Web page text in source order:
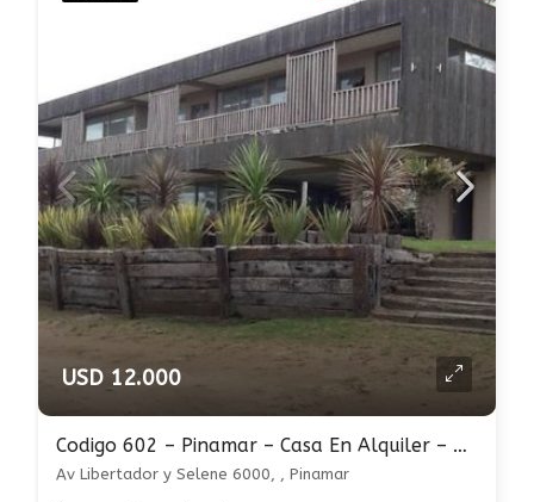
USD 12.000
Codigo 602 – Pinamar – Casa En Alquiler – Pileta
Av Libertador y Selene 6000, , Pinamar